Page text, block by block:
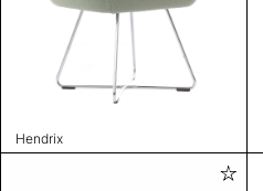
Hendrix